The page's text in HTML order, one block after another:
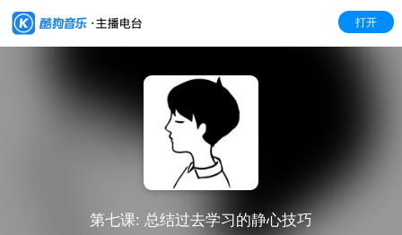
打开
第七课: 总结过去学习的静心技巧